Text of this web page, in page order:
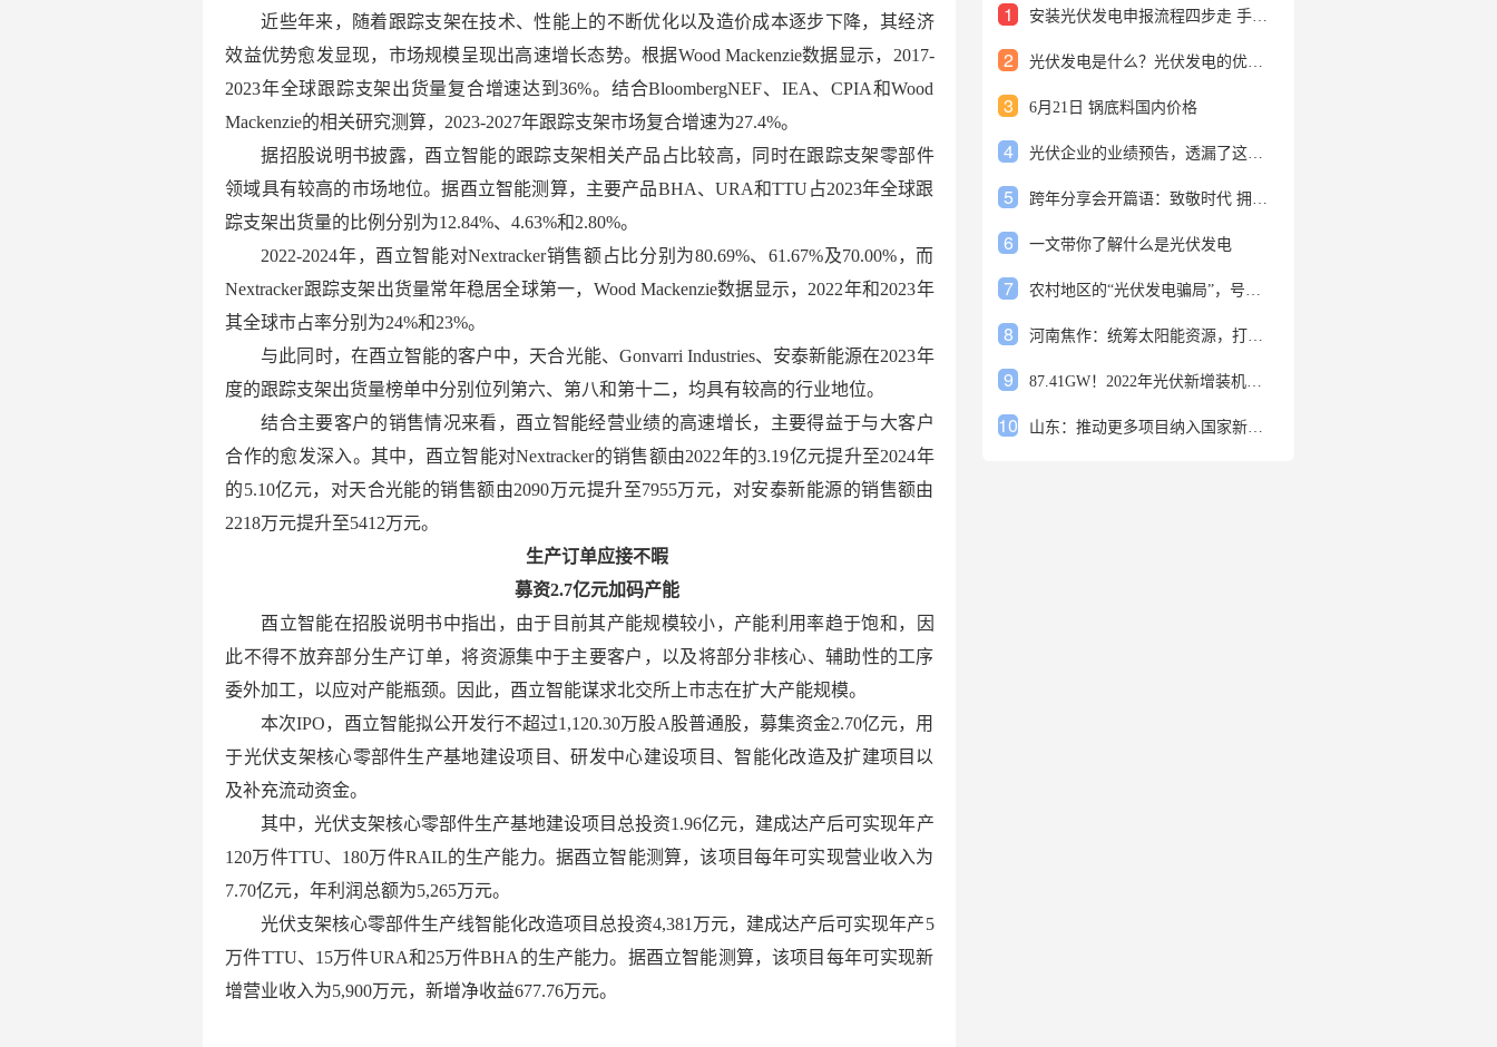
近些年来，随着跟踪支架在技术、性能上的不断优化以及造价成本逐步下降，其经济
效益优势愈发显现，市场规模呈现出高速增长态势。根据Wood Mackenzie数据显示，2017-
2023年全球跟踪支架出货量复合增速达到36%。结合BloombergNEF、IEA、CPIA和Wood
Mackenzie的相关研究测算，2023-2027年跟踪支架市场复合增速为27.4%。
据招股说明书披露，酉立智能的跟踪支架相关产品占比较高，同时在跟踪支架零部件
领域具有较高的市场地位。据酉立智能测算，主要产品BHA、URA和TTU占2023年全球跟
踪支架出货量的比例分别为12.84%、4.63%和2.80%。
2022-2024年，酉立智能对Nextracker销售额占比分别为80.69%、61.67%及70.00%，而
Nextracker跟踪支架出货量常年稳居全球第一，Wood Mackenzie数据显示，2022年和2023年
其全球市占率分别为24%和23%。
与此同时，在酉立智能的客户中，天合光能、Gonvarri Industries、安泰新能源在2023年
度的跟踪支架出货量榜单中分别位列第六、第八和第十二，均具有较高的行业地位。
结合主要客户的销售情况来看，酉立智能经营业绩的高速增长，主要得益于与大客户
合作的愈发深入。其中，酉立智能对Nextracker的销售额由2022年的3.19亿元提升至2024年
的5.10亿元，对天合光能的销售额由2090万元提升至7955万元，对安泰新能源的销售额由
2218万元提升至5412万元。
生产订单应接不暇
募资2.7亿元加码产能
酉立智能在招股说明书中指出，由于目前其产能规模较小，产能利用率趋于饱和，因
此不得不放弃部分生产订单，将资源集中于主要客户，以及将部分非核心、辅助性的工序
委外加工，以应对产能瓶颈。因此，酉立智能谋求北交所上市志在扩大产能规模。
本次IPO，酉立智能拟公开发行不超过1,120.30万股A股普通股，募集资金2.70亿元，用
于光伏支架核心零部件生产基地建设项目、研发中心建设项目、智能化改造及扩建项目以
及补充流动资金。
其中，光伏支架核心零部件生产基地建设项目总投资1.96亿元，建成达产后可实现年产
120万件TTU、180万件RAIL的生产能力。据酉立智能测算，该项目每年可实现营业收入为
7.70亿元，年利润总额为5,265万元。
光伏支架核心零部件生产线智能化改造项目总投资4,381万元，建成达产后可实现年产5
万件TTU、15万件URA和25万件BHA的生产能力。据酉立智能测算，该项目每年可实现新
增营业收入为5,900万元，新增净收益677.76万元。
1 安装光伏发电申报流程四步走 手把手教你装起光伏电站
2 光伏发电是什么？光伏发电的优缺点有哪些？
3 6月21日 锅底料国内价格
4 光伏企业的业绩预告，透漏了这些信号
5 跨年分享会开篇语：致敬时代 拥抱变革
6 一文带你了解什么是光伏发电
7 农村地区的“光伏发电骗局”，号称能用屋顶赚钱，不少人已经上当
8 河南焦作：统筹太阳能资源，打造百万千瓦级光伏基地
9 87.41GW！2022年光伏新增装机规模发布
10 山东：推动更多项目纳入国家新增风光大基地项目